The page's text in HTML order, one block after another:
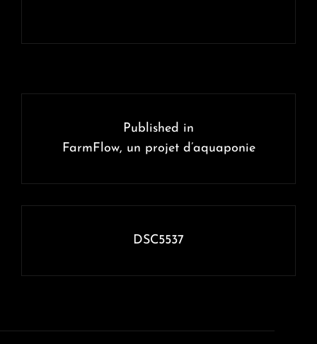
l’article
Published in
FarmFlow, un projet d’aquaponie
DSC5537